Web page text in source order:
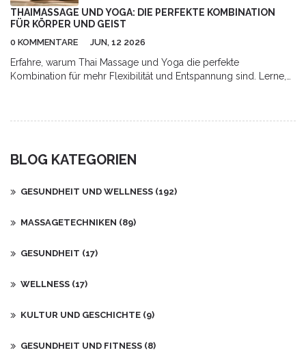
THAIMASSAGE UND YOGA: DIE PERFEKTE KOMBINATION
FÜR KÖRPER UND GEIST
0 KOMMENTARE JUN, 12 2026
Erfahre, warum Thai Massage und Yoga die perfekte
Kombination für mehr Flexibilität und Entspannung sind. Lerne,
BLOG KATEGORIEN
GESUNDHEIT UND WELLNESS (192)
MASSAGETECHNIKEN (89)
GESUNDHEIT (17)
WELLNESS (17)
KULTUR UND GESCHICHTE (9)
GESUNDHEIT UND FITNESS (8)